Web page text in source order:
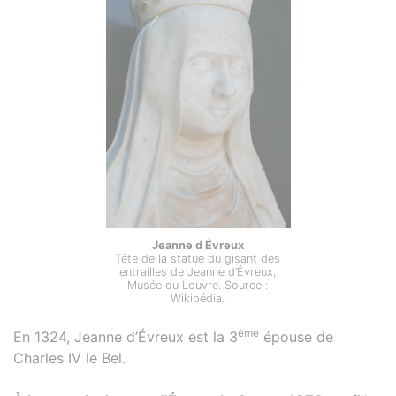
Jeanne d Évreux
Tête de la statue du gisant des
entrailles de Jeanne d’Évreux,
Musée du Louvre. Source :
Wikipédia.
En 1324, Jeanne d’Évreux est la 3ème épouse de
Charles IV le Bel.